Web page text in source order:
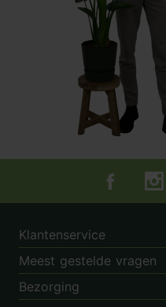
Klantenservice
Meest gestelde vragen
Bezorging